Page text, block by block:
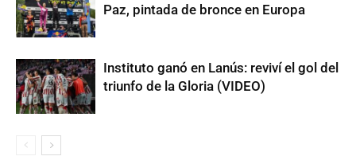
Paz, pintada de bronce en Europa
Instituto ganó en Lanús: reviví el gol del
triunfo de la Gloria (VIDEO)